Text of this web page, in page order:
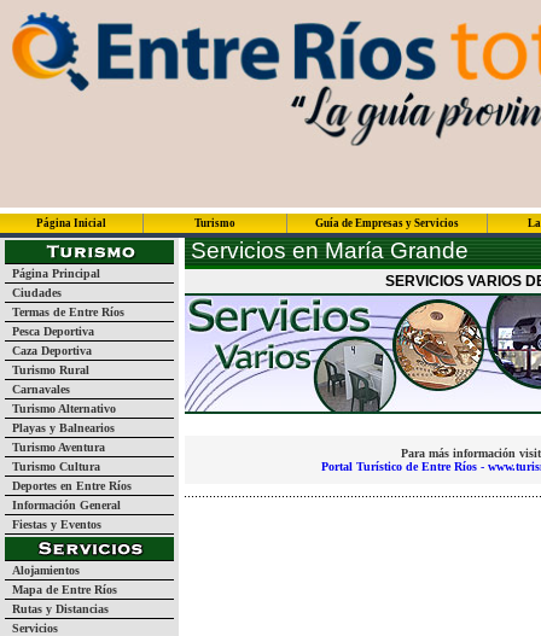
Página Inicial Turismo Guía de Empresas y Servicios
Página Principal
Ciudades
Termas de Entre Ríos
Pesca Deportiva
Caza Deportiva
Turismo Rural
Carnavales
Turismo Alternativo
Playas y Balnearios
Turismo Aventura
Turismo Cultura
Deportes en Entre Ríos
Información General
Fiestas y Eventos
Alojamientos
Mapa de Entre Ríos
Rutas y Distancias
Servicios
Servicios en María Grande
SERVICIOS VARIOS
Para más información
Portal Turístico de Entre Ríos -